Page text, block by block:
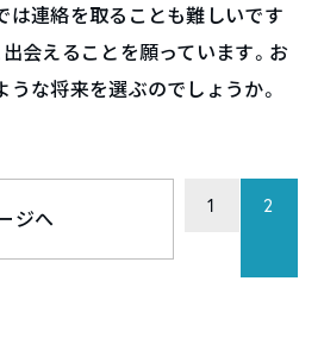
は連絡を取ることも難しいです
会えることを願っています。お
な将来を選ぶのでしょうか。
ジへ
1 2